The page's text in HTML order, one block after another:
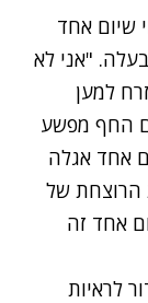
שיום אחד
"אני לא
למען
החף מפשע
אחד אגלה
הרוצחת של
אחד זה
לראיות